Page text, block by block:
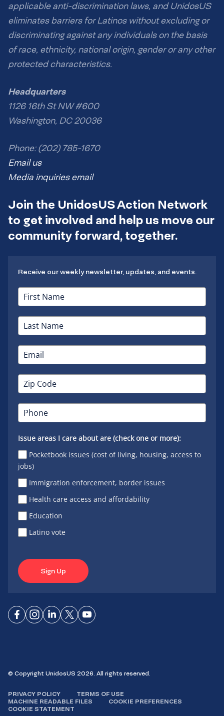
applicable anti-discrimination laws, and UnidosUS
eliminates barriers for Latinos without excluding or
discriminating against any individuals on the basis
of race, ethnicity, national origin, gender or any other
protected characteristics.
Headquarters
1126 16th St NW #600
Washington, DC 20036
Phone: (202) 785-1670
Email us
Media inquiries email
Join the UnidosUS Action Network
to get involved and help us move our
community forward, together.
Receive our weekly newsletter, updates, and events.
Issue areas I care about are (check one or more):
Pocketbook issues (cost of living, housing, access to
jobs)
Immigration enforcement, border issues
Health care access and affordability
Education
Latino vote
Sign Up
ConnectConnect
ConnectConnectConnect
© Copyright UnidosUS 2026. All rights reserved.
PRIVACY POLICY
TERMS OF USE
MACHINE READABLE FILES
COOKIE PREFERENCES
COOKIE STATEMENT